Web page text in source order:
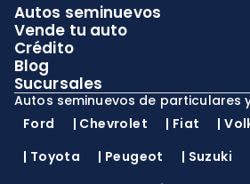
Autos seminuevos
Vende tu auto
Crédito
Blog
Sucursales
Autos seminuevos de particulares
Ford
| Chevrolet | Fiat |
| Toyota | Peugeot | Suzuki